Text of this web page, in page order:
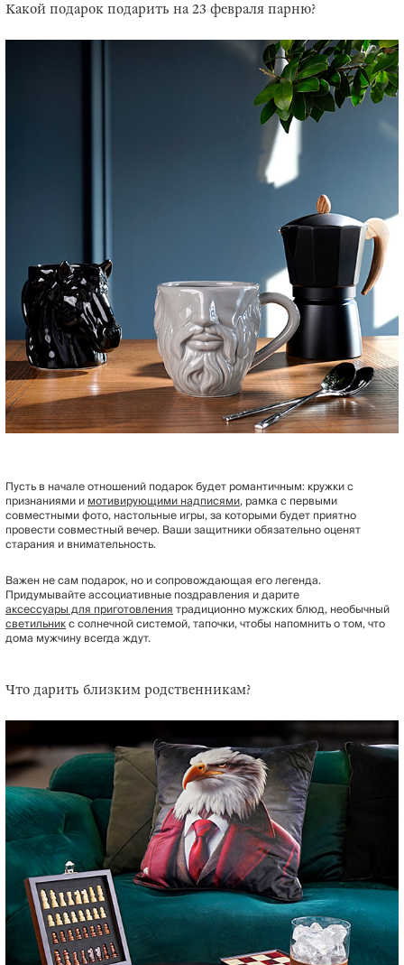
Какой подарок подарить на 23 февраля парню?
Пусть в начале отношений подарок будет романтичным: кружки с
признаниями имотивирующими надписями, рамка с первыми
совместными фото, настольные игры, за которыми будет приятно
провести совместный вечер. Ваши защитники обязательно оценят
старания и внимательность.
Важен не сам подарок, но и сопровождающая его легенда.
Придумывайте ассоциативные поздравления и дарите
аксессуары для приготовлениятрадиционно мужских блюд, необычный
светильникс солнечной системой, тапочки, чтобы напомнить о том, что
дома мужчину всегда ждут.
Что дарить близким родственникам?